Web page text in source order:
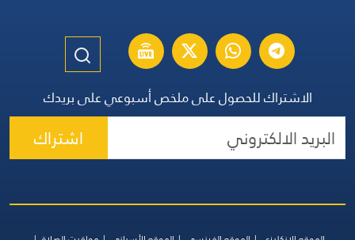
الاشتراك للحصول على ملخص أسبوعي على بريدك
اشتراك